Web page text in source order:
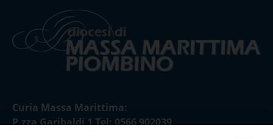
Curia Massa Marittima:
P.zza Garibaldi 1 Tel: 0566 902039